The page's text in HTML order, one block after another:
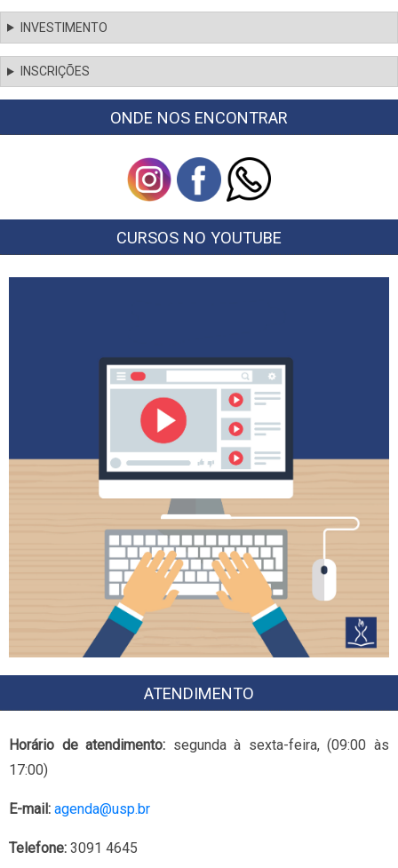
INVESTIMENTO
INSCRIÇÕES
ONDE NOS ENCONTRAR
CURSOS NO YOUTUBE
ATENDIMENTO
Horário de atendimento: segunda à sexta-feira, (09:00 às
17:00)
E-mail: agenda@usp.br
Telefone: 3091 4645